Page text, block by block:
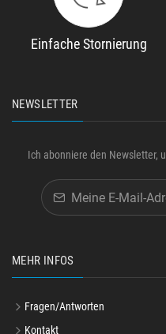
Einfache Stornierung
NEWSLETTER
Ich abonniere den Newsletter,
MEHR INFOS
Fragen/Antworten
Kontakt